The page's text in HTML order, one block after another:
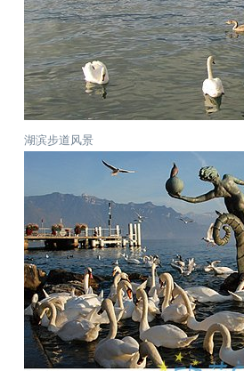
湖滨步道风景